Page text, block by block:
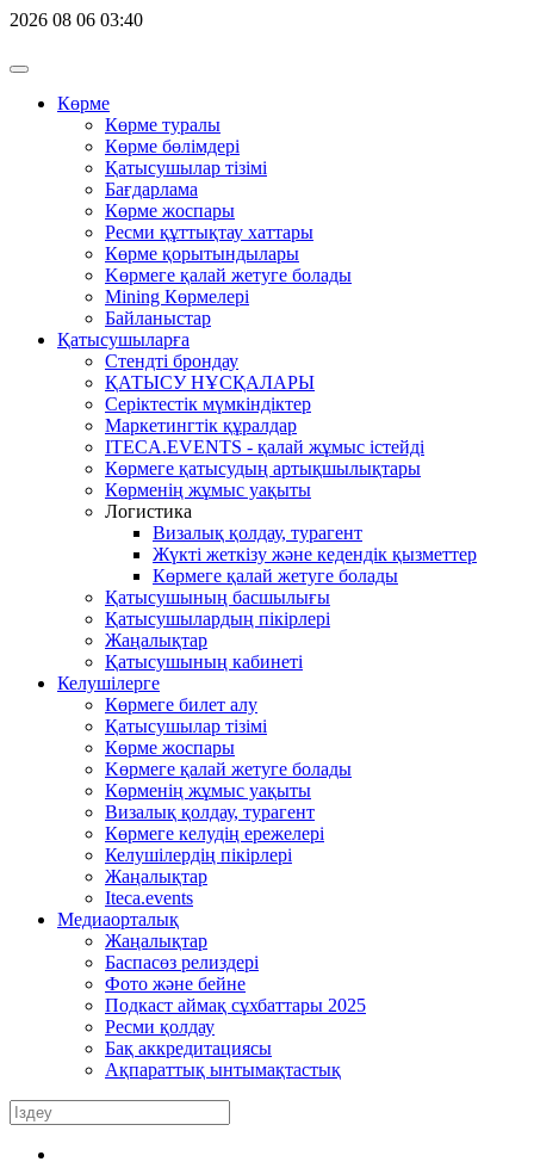
2026 08 06 03:40
Көрме
Көрме туралы
Көрме бөлімдері
Қатысушылар тізімі
Бағдарлама
Көрме жоспары
Ресми құттықтау хаттары
Көрме қорытындылары
Kөрмеге қалай жетуге болады
Mining Көрмелері
Байланыстар
Қатысушыларға
Стендті брондау
ҚАТЫСУ НҰСҚАЛАРЫ
Серіктестік мүмкіндіктер
Маркетингтік құралдар
ITECA.EVENTS - қалай жұмыс істейді
Көрмеге қатысудың артықшылықтары
Көрменің жұмыс уақыты
Логистика
Визалық қолдау, турагент
Жүкті жеткізу және кедендік қызметтер
Көрмеге қалай жетуге болады
Қатысушының басшылығы
Қатысушылардың пікірлері
Жаңалықтар
Қатысушының кабинеті
Келушілерге
Көрмеге билет алу
Қатысушылар тізімі
Көрме жоспары
Kөрмеге қалай жетуге болады
Көрменің жұмыс уақыты
Визалық қолдау, турагент
Көрмеге келудің ережелері
Келушілердің пікірлері
Жаңалықтар
Iteca.events
Медиаорталық
Жаңалықтар
Баспасөз релиздері
Фото және бейне
Подкаст аймақ сұхбаттары 2025
Ресми қолдау
Бақ аккредитациясы
Ақпараттық ынтымақтастық